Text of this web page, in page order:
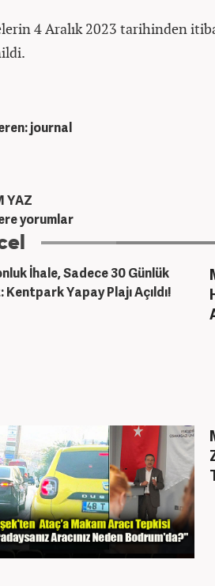
4 Aralık 2023 tarihinden
journal
YAZ
yorumlar